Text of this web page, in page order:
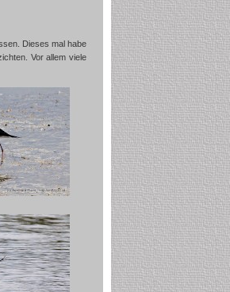
Dieses mal habe
Vor allem viele